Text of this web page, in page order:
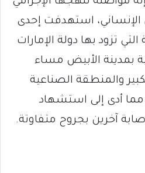
الإنساني، استهدفت إحدى
تزود بها دولة الإمارات
بمدينة الأبيض مساء
والمنطقة الصناعية
أدى إلى استشهاد
آخرين بجروح متفاوتة.